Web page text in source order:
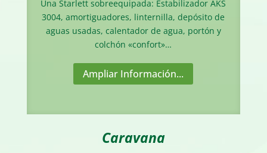
Una Starlett sobreequipada: Estabilizador AKS
3004, amortiguadores, linternilla, depósito de
aguas usadas, calentador de agua, portón y
colchón «confort»…
Ampliar Información...
Caravana